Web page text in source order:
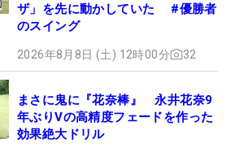
ザ」を先に動かしていた #優勝者
のスイング
2026年8月8日 (土) 12時00分 32
まさに鬼に『花奈棒』 永井花奈9
年ぶりVの高精度フェードを作った
効果絶大ドリル